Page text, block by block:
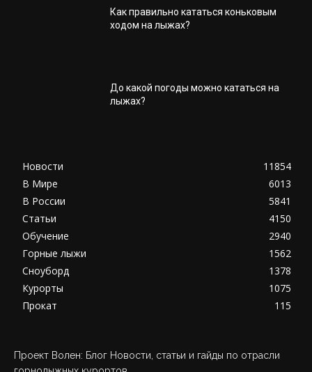
Как правильно кататься коньковым
ходом на лыжах?
До какой погоды можно кататься на
лыжах?
Новости
11854
В Мире
6013
В России
5841
Статьи
4150
Обучение
2940
Горные лыжи
1562
Сноуборд
1378
Курорты
1075
Прокат
115
Проект Волен: Блог Новости, статьи и гайды по отрасли